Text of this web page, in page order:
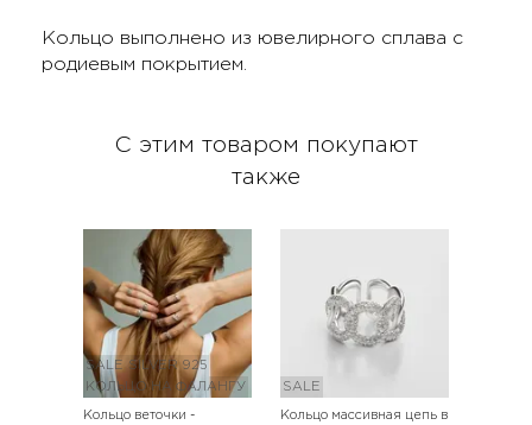
Кольцо выполнено из ювелирного сплава с
родиевым покрытием.
С этим товаром покупают
также
SALE SILVER 925
КОЛЬЦО НА ФАЛАНГУ
Кольцо веточки -
SALE
Кольцо массивная цепь в